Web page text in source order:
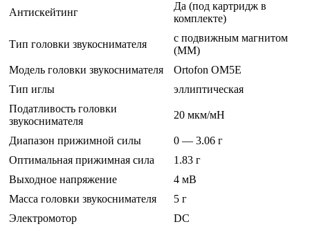
Антискейтинг
Да (под картридж в
комплекте)
Тип головки звукоснимателя
с подвижным магнитом
(MM)
Модель головки звукоснимателя
Ortofon OM5E
Тип иглы
эллиптическая
Податливость головки
звукоснимателя
20 мкм/мН
Диапазон прижимной силы
0 — 3.06 г
Оптимальная прижимная сила
1.83 г
Выходное напряжение
4 мВ
Масса головки звукоснимателя
5 г
Электромотор
DC